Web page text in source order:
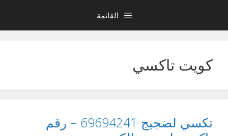
المحتوى
القائمة
كويت تاكسي
تكسي لضجيج 69694241 – رقم